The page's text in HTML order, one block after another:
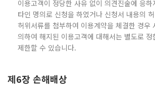
이용고객이 정당한 사유 없이 의견진술에 응하
타인 명의로 신청을 하였거나 신청서 내용의
허위서류를 첨부하여 이용계약을 체결한 경우
의하여 해지된 이용고객에 대해서는 별도로
제한할 수 있습니다.
제6장 손해배상